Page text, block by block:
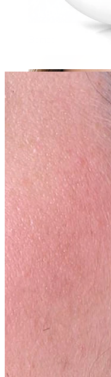
Septum